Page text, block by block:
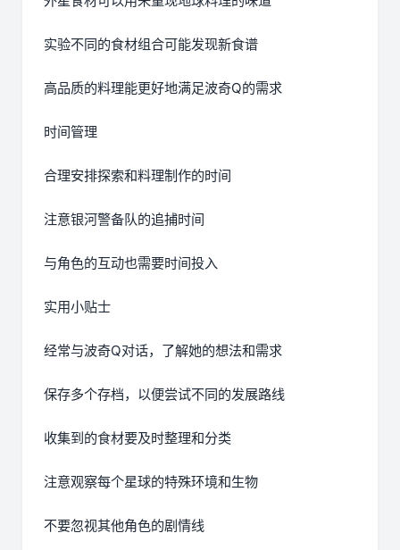
实验不同的食材组合可能发现新食谱
高品质的料理能更好地满足波奇Q的需求
时间管理
合理安排探索和料理制作的时间
注意银河警备队的追捕时间
与角色的互动也需要时间投入
实用小贴士
经常与波奇Q对话，了解她的想法和需求
保存多个存档，以便尝试不同的发展路线
收集到的食材要及时整理和分类
注意观察每个星球的特殊环境和生物
不要忽视其他角色的剧情线